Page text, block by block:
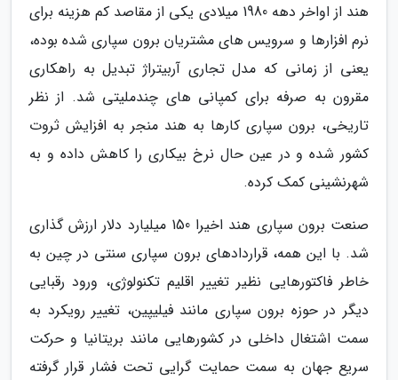
هند از اواخر دهه 1980 میلادی یکی از مقاصد کم هزینه برای
نرم افزارها و سرویس های مشتریان برون سپاری شده بوده،
یعنی از زمانی که مدل تجاری آربیتراژ تبدیل به راهکاری
مقرون به صرفه برای کمپانی های چندملیتی شد. از نظر
تاریخی، برون سپاری کارها به هند منجر به افزایش ثروت
کشور شده و در عین حال نرخ بیکاری را کاهش داده و به
شهرنشینی کمک کرده.
صنعت برون سپاری هند اخیرا 150 میلیارد دلار ارزش گذاری
شد. با این همه، قراردادهای برون سپاری سنتی در چین به
خاطر فاکتورهایی نظیر تغییر اقلیم تکنولوژی، ورود رقبایی
دیگر در حوزه برون سپاری مانند فیلیپین، تغییر رویکرد به
سمت اشتغال داخلی در کشورهایی مانند بریتانیا و حرکت
سریع جهان به سمت حمایت گرایی تحت فشار قرار گرفته